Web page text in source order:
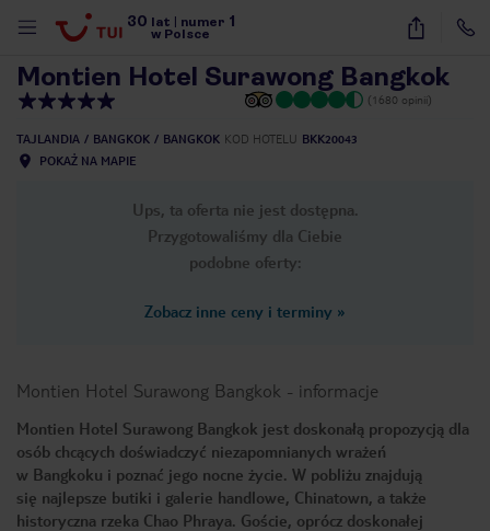
30 lat numer 1
w Polsce
12
Montien Hotel Surawong Bangkok
(1680 opinii)
TAJLANDIA BANGKOK BANGKOK KOD HOTELU BKK20043
POKAŻ NA MAPIE
Ups, ta oferta nie jest dostępna.
Przygotowaliśmy dla Ciebie
podobne oferty:
Zobacz inne ceny i terminy »
Montien Hotel Surawong Bangkok - informacje
Montien Hotel Surawong Bangkok jest doskonałą propozycją dla
osób chcących doświadczyć niezapomnianych wrażeń
w Bangkoku i poznać jego nocne życie. W pobliżu znajdują
się najlepsze butiki i galerie handlowe, Chinatown, a także
historyczna rzeka Chao Phraya. Goście, oprócz doskonałej